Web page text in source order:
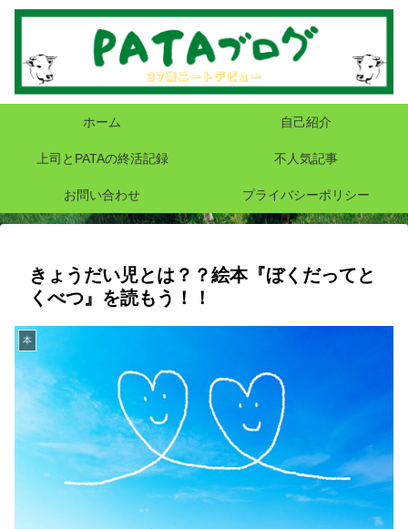
ホーム 自己紹介
上司とPATAの終活記録 不人気記事
お問い合わせ プライバシーポリシー
きょうだい児とは？？絵本『ぼくだってと
くべつ』を読もう！！
本